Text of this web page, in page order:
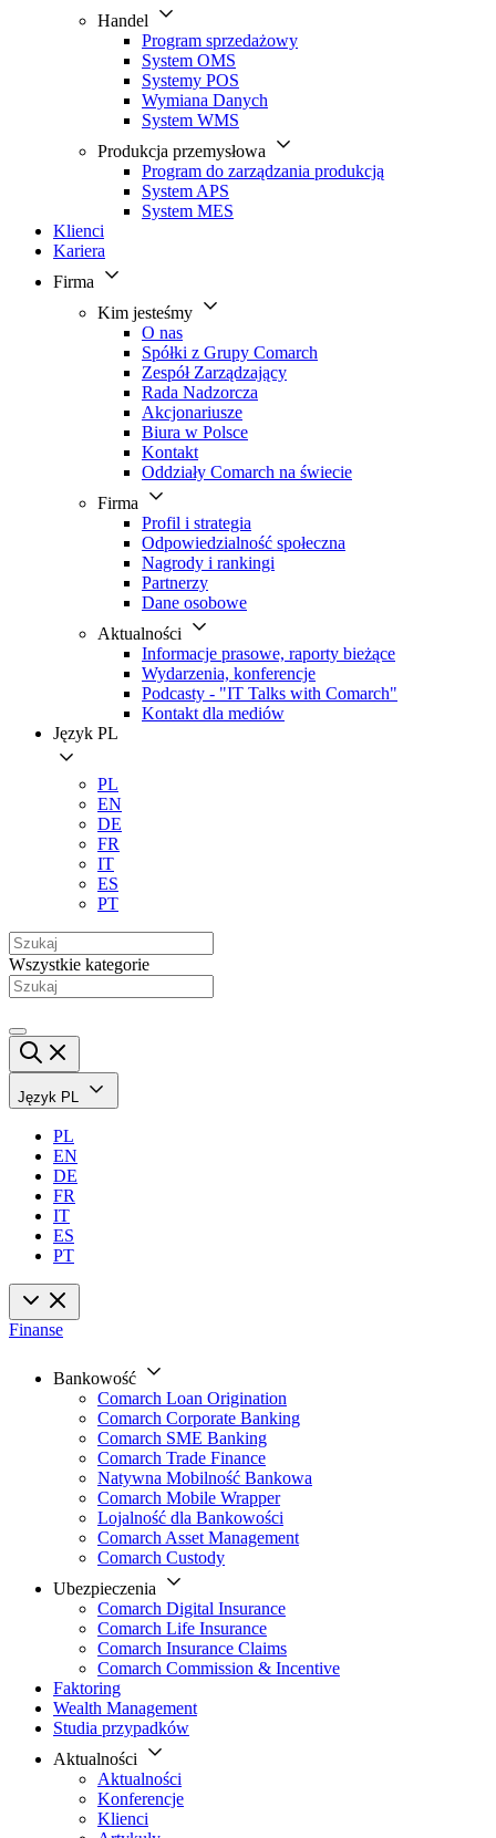
Handel
Program sprzedażowy
System OMS
Systemy POS
Wymiana Danych
System WMS
Produkcja przemysłowa
Program do zarządzania produkcją
System APS
System MES
Klienci
Kariera
Firma
Kim jesteśmy
O nas
Spółki z Grupy Comarch
Zespół Zarządzający
Rada Nadzorcza
Akcjonariusze
Biura w Polsce
Kontakt
Oddziały Comarch na świecie
Firma
Profil i strategia
Odpowiedzialność społeczna
Nagrody i rankingi
Partnerzy
Dane osobowe
Aktualności
Informacje prasowe, raporty bieżące
Wydarzenia, konferencje
Podcasty - "IT Talks with Comarch"
Kontakt dla mediów
Język PL
PL
EN
DE
FR
IT
ES
PT
Wszystkie kategorie
Język PL
PL
EN
DE
FR
IT
ES
PT
Finanse
Bankowość
Comarch Loan Origination
Comarch Corporate Banking
Comarch SME Banking
Comarch Trade Finance
Natywna Mobilność Bankowa
Comarch Mobile Wrapper
Lojalność dla Bankowości
Comarch Asset Management
Comarch Custody
Ubezpieczenia
Comarch Digital Insurance
Comarch Life Insurance
Comarch Insurance Claims
Comarch Commission & Incentive
Faktoring
Wealth Management
Studia przypadków
Aktualności
Aktualności
Konferencje
Klienci